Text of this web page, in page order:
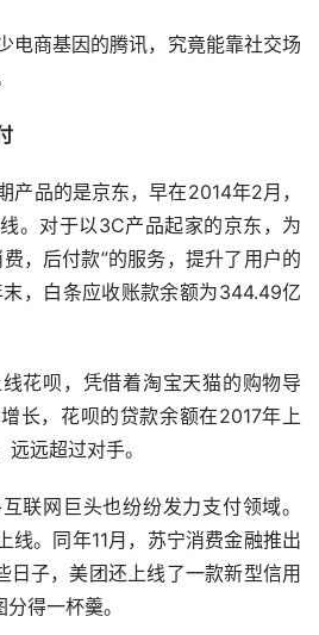
电商基因的腾讯，究竟能靠社交场
产品的是京东，早在2014年2月，
。对于以3C产品起家的京东，为
，后付款”的服务，提升了用户的
，白条应收账款余额为344.49亿
花呗，凭借着淘宝天猫的购物导
长，花呗的贷款余额在2017年上
远超过对手。
联网巨头也纷纷发力支付领域。
线。同年11月，苏宁消费金融推出
日子，美团还上线了一款新型信用
得一杯羹。